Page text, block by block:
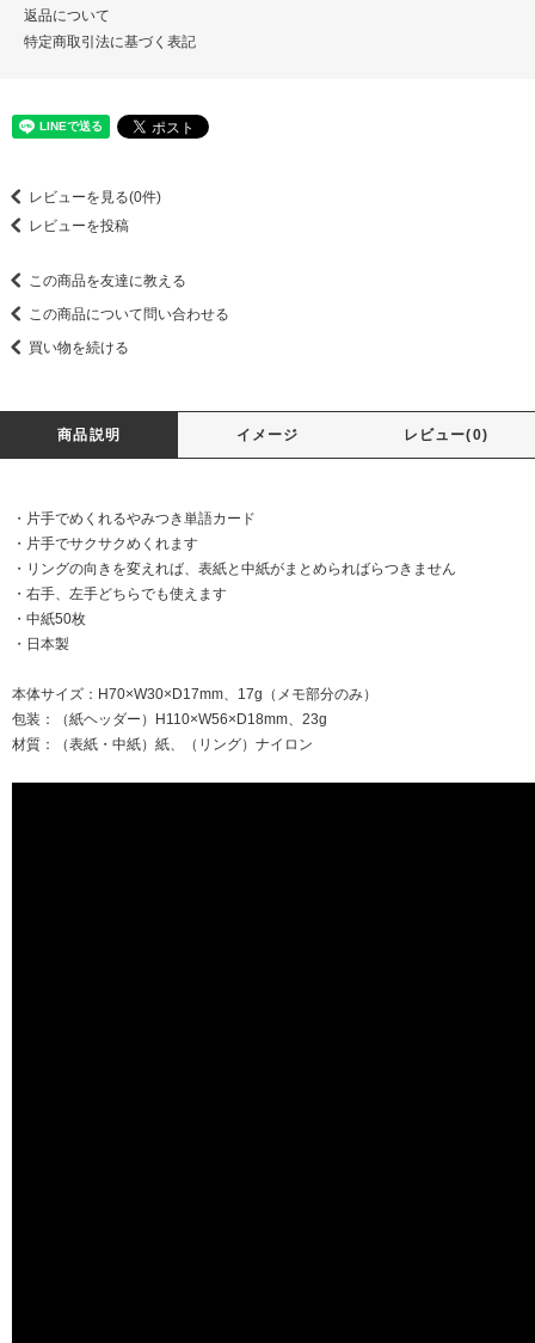
返品について
特定商取引法に基づく表記
レビューを見る(0件)
レビューを投稿
この商品を友達に教える
この商品について問い合わせる
買い物を続ける
商品説明 イメージ レビュー(0)
・片手でめくれるやみつき単語カード
・片手でサクサクめくれます
・リングの向きを変えれば、表紙と中紙がまとめらればらつきません
・右手、左手どちらでも使えます
・中紙50枚
・日本製
本体サイズ：H70×W30×D17mm、17g（メモ部分のみ）
包装：（紙ヘッダー）H110×W56×D18mm、23g
材質：（表紙・中紙）紙、（リング）ナイロン